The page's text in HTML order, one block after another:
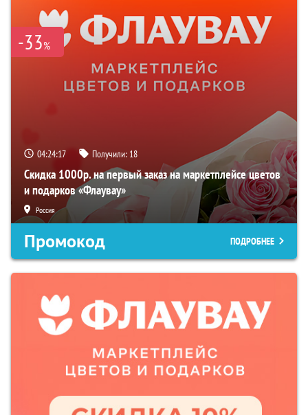
-33%
04:24:16 Получили: 18
Скидка 1000р. на первый заказ на маркетплейсе цветов
и подарков «Флаувау»
Россия
Промокод ПОДРОБНЕЕ